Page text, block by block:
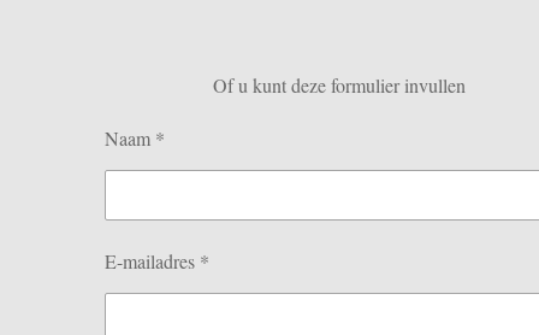
Of u kunt deze formulier invullen
Naam *
E-mailadres *